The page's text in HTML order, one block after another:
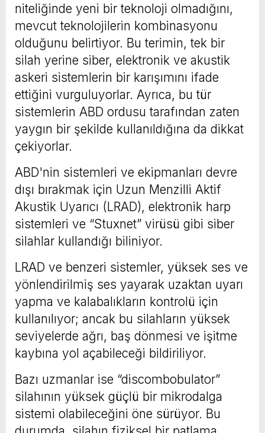
niteliğinde yeni bir teknoloji olmadığını,
mevcut teknolojilerin kombinasyonu
olduğunu belirtiyor. Bu terimin, tek bir
silah yerine siber, elektronik ve akustik
askeri sistemlerin bir karışımını ifade
ettiğini vurguluyorlar. Ayrıca, bu tür
sistemlerin ABD ordusu tarafından zaten
yaygın bir şekilde kullanıldığına da dikkat
çekiyorlar.
ABD'nin sistemleri ve ekipmanları devre
dışı bırakmak için Uzun Menzilli Aktif
Akustik Uyarıcı (LRAD), elektronik harp
sistemleri ve “Stuxnet” virüsü gibi siber
silahlar kullandığı biliniyor.
LRAD ve benzeri sistemler, yüksek ses ve
yönlendirilmiş ses yayarak uzaktan uyarı
yapma ve kalabalıkların kontrolü için
kullanılıyor; ancak bu silahların yüksek
seviyelerde ağrı, baş dönmesi ve işitme
kaybına yol açabileceği bildiriliyor.
Bazı uzmanlar ise “discombobulator”
silahının yüksek güçlü bir mikrodalga
sistemi olabileceğini öne sürüyor. Bu